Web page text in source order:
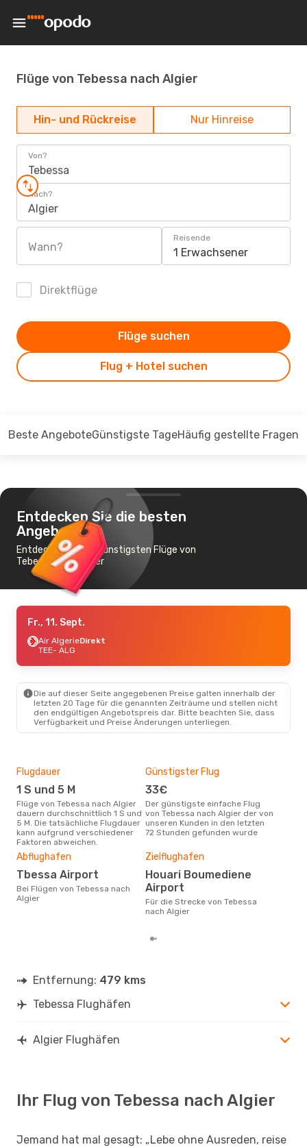
Flüge von Tebessa nach Algier
Hin- und Rückreise Nur Hinreise
Von?
Tebessa
Nach?
Algier
Wann?
Reisende
1 Erwachsener
Direktflüge
Flug + Hotel suchen
Flüge suchen
Beste AngeboteGünstigste TageHäufig gestellte Fragen
Entdecken Sie die besten
Angebote
Entdecken Sie die günstigsten Flüge von
Tebessa nach Algier
Fr., 11. Sept.
Air AlgerieDirekt
TEE- ALG
Die auf dieser Seite angegebenen Preise galten innerhalb der
letzten 20 Tage für die genannten Zeiträume und stellen nicht
den endgültigen Angebotspreis dar. Bitte beachten Sie, dass
Verfügbarkeit und Preise Änderungen unterliegen.
Flugdauer
1 S und 5 M
Flüge von Tebessa nach Algier
dauern durchschnittlich 1 S und
5 M. Die tatsächliche Flugdauer
kann aufgrund verschiedener
Faktoren abweichen.
Günstigster Flug
33€
Der günstigste einfache Flug
von Tebessa nach Algier der von
unseren Kunden in den letzten
72 Stunden gefunden wurde
Abflughafen
Tbessa Airport
Bei Flügen von Tebessa nach
Algier
Zielflughafen
Houari Boumediene
Airport
Für die Strecke von Tebessa
nach Algier
Entfernung: 479 kms
Tebessa Flughäfen
Algier Flughäfen
Ihr Flug von Tebessa nach Algier
Jemand hat mal gesagt: „Lebe ohne Ausreden, reise